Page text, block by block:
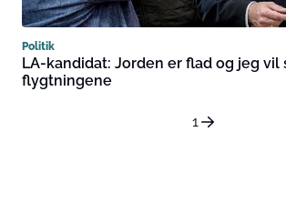
Politik
LA-kandidat: Jorden er flad og jeg vil
flygtningene
1